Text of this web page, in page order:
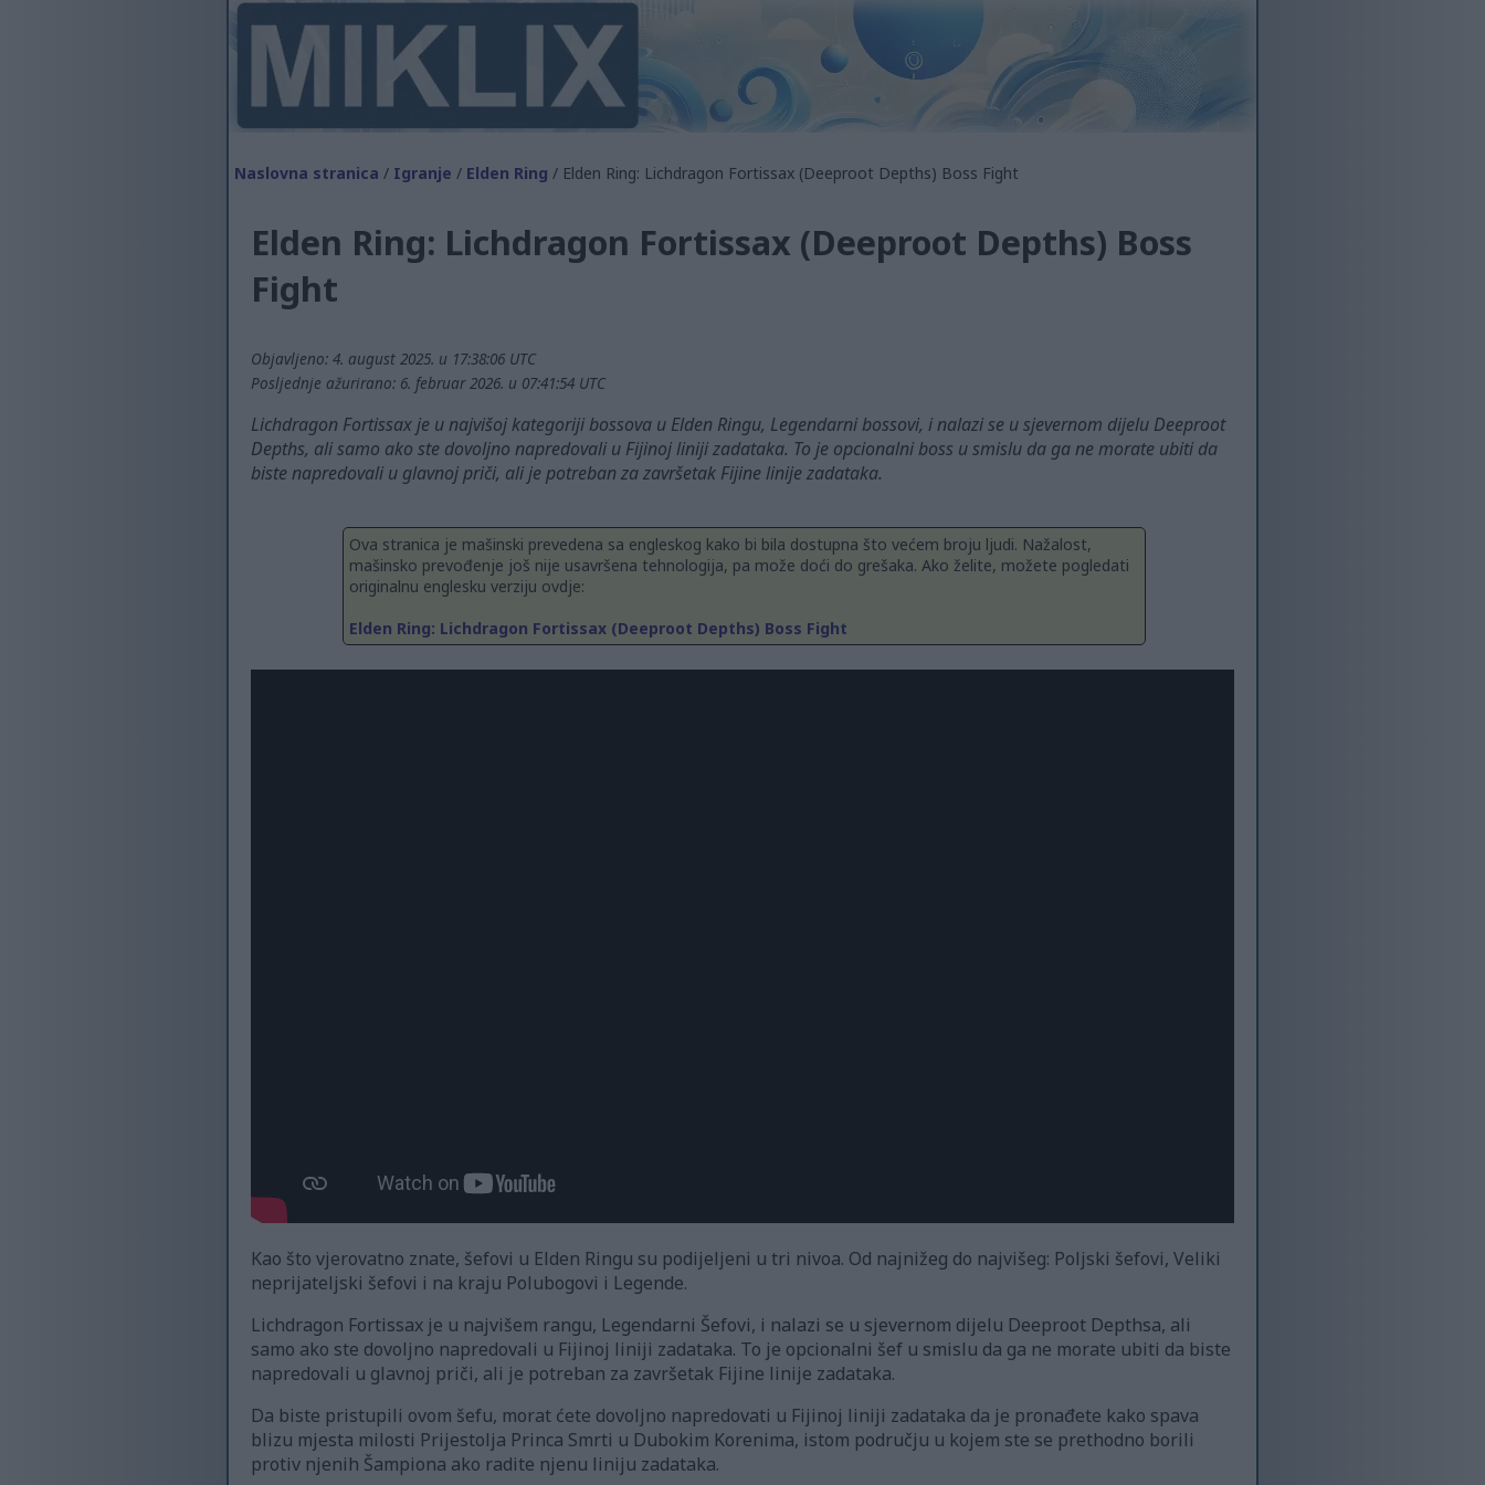
Naslovna stranica / Igranje / Elden Ring / Elden Ring: Lichdragon Fortissax (Deeproot Depths) Boss Fight
Elden Ring: Lichdragon Fortissax (Deeproot Depths) Boss
Fight
Objavljeno: 4. august 2025. u 17:38:06 UTC
Posljednje ažurirano: 6. februar 2026. u 07:41:54 UTC
Lichdragon Fortissax je u najvišoj kategoriji bossova u Elden Ringu, Legendarni bossovi, i nalazi se u sjevernom dijelu Deeproot
Depths, ali samo ako ste dovoljno napredovali u Fijinoj liniji zadataka. To je opcionalni boss u smislu da ga ne morate ubiti da
biste napredovali u glavnoj priči, ali je potreban za završetak Fijine linije zadataka.
Ova stranica je mašinski prevedena sa engleskog kako bi bila dostupna što većem broju ljudi. Nažalost,
mašinsko prevođenje još nije usavršena tehnologija, pa može doći do grešaka. Ako želite, možete pogledati
originalnu englesku verziju ovdje:
Elden Ring: Lichdragon Fortissax (Deeproot Depths) Boss Fight
Kao što vjerovatno znate, šefovi u Elden Ringu su podijeljeni u tri nivoa. Od najnižeg do najvišeg: Poljski šefovi, Veliki
neprijateljski šefovi i na kraju Polubogovi i Legende.
Lichdragon Fortissax je u najvišem rangu, Legendarni Šefovi, i nalazi se u sjevernom dijelu Deeproot Depthsa, ali
samo ako ste dovoljno napredovali u Fijinoj liniji zadataka. To je opcionalni šef u smislu da ga ne morate ubiti da biste
napredovali u glavnoj priči, ali je potreban za završetak Fijine linije zadataka.
Da biste pristupili ovom šefu, morat ćete dovoljno napredovati u Fijinoj liniji zadataka da je pronađete kako spava
blizu mjesta milosti Prijestolja Princa Smrti u Dubokim Korenima, istom području u kojem ste se prethodno borili
protiv njenih Šampiona ako radite njenu liniju zadataka.